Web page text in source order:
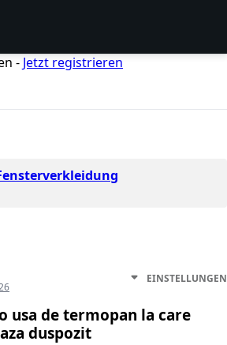
- Jetzt registrieren
EINSTELLUNGEN
usa de termopan la care
duspozit